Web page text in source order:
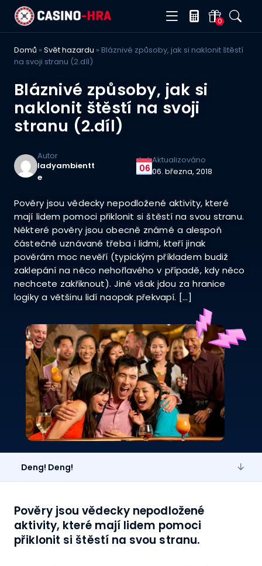
0
Domů » Svět hazardu » Bláznivé způsoby, jak si naklonit štěstí
na svoji stranu (2.díl)
Bláznivé způsoby, jak si
naklonit štěstí na svoji
stranu (2.díl)
Autor
ladyambientt
e
06
Aktualizováno
06. března, 2018
Pověry jsou vědecky nepodložené aktivity, které
mají lidem pomoci přiklonit si štěstí na svou stranu.
Některé pověry jsou obecně známé a alespoň
částečně uznávané třeba i lidmi, kteří jinak
pověrám moc nevěří (typickým příkladem budiž
zaklepání na něco nehořlavého v případě, kdy něco
nechcete zakřiknout). Jiné však jdou za hranice
logiky a většinu lidí naopak překvapí. […]
Deng! Deng!
Pověry jsou vědecky nepodložené
aktivity, které mají lidem pomoci
přiklonit si štěstí na svou stranu.